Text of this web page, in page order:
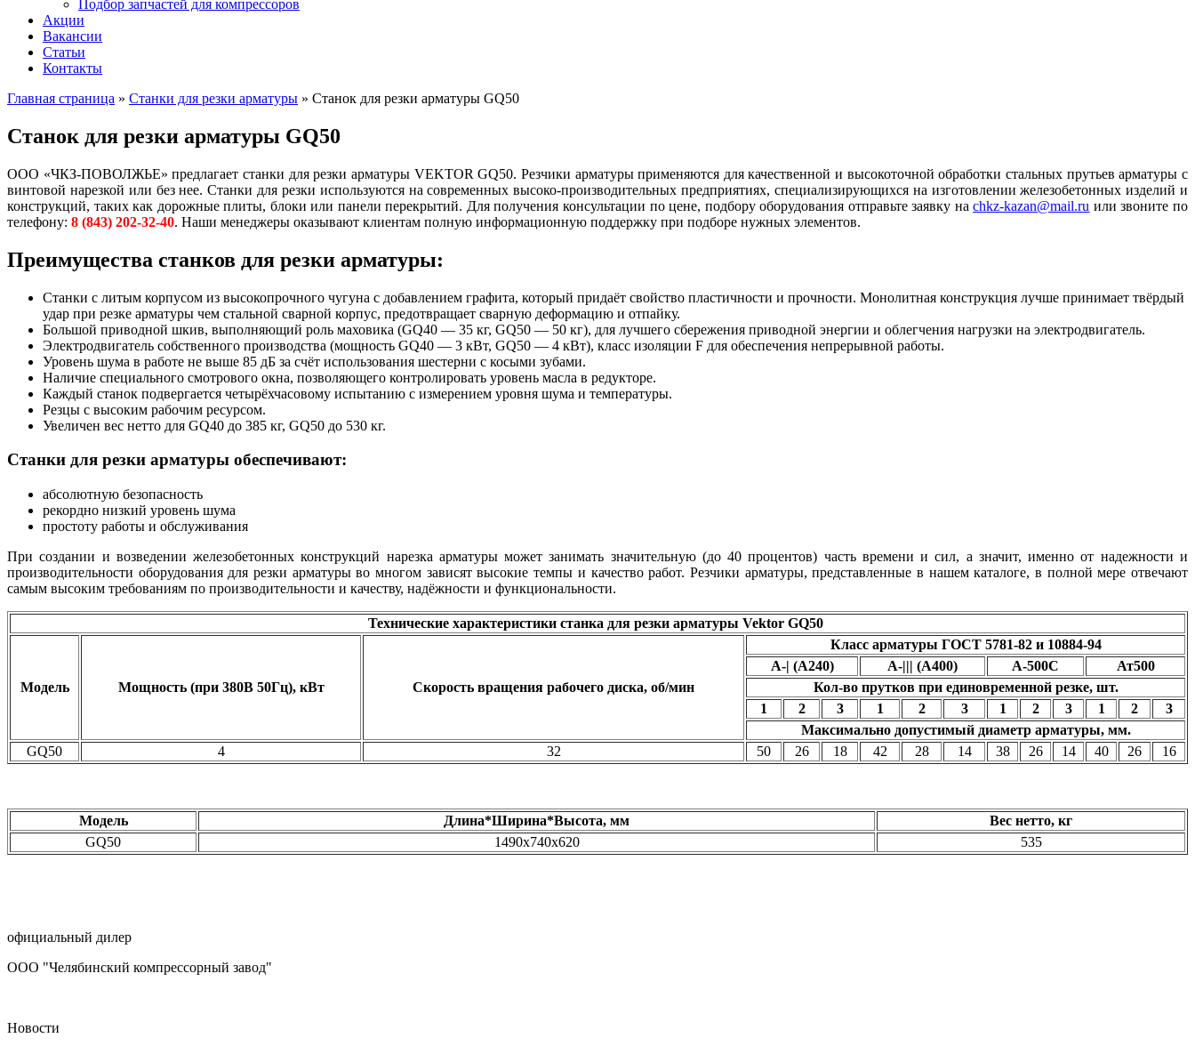
Подбор запчастей для компрессоров
Акции
Вакансии
Статьи
Контакты
Главная страница » Станки для резки арматуры » Станок для резки арматуры GQ50
Станок для резки арматуры GQ50
ООО «ЧКЗ-ПОВОЛЖЬЕ» предлагает станки для резки арматуры VEKTOR GQ50. Резчики арматуры применяются для качественной и высокоточной обработки стальных прутьев арматуры с
винтовой нарезкой или без нее. Станки для резки используются на современных высоко-производительных предприятиях, специализирующихся на изготовлении железобетонных изделий и
конструкций, таких как дорожные плиты, блоки или панели перекрытий. Для получения консультации по цене, подбору оборудования отправьте заявку наchkz-kazan@mail.ru или звоните по
телефону: 8 (843) 202-32-40. Наши менеджеры оказывают клиентам полную информационную поддержку при подборе нужных элементов.
Преимущества станков для резки арматуры:
Станки с литым корпусом из высокопрочного чугуна с добавлением графита, который придаёт свойство пластичности и прочности. Монолитная конструкция лучше принимает твёрдый
удар при резке арматуры чем стальной сварной корпус, предотвращает сварную деформацию и отпайку.
Большой приводной шкив, выполняющий роль маховика (GQ40 — 35 кг, GQ50 — 50 кг), для лучшего сбережения приводной энергии и облегчения нагрузки на электродвигатель.
Электродвигатель собственного производства (мощность GQ40 — 3 кВт, GQ50 — 4 кВт), класс изоляции F для обеспечения непрерывной работы.
Уровень шума в работе не выше 85 дБ за счёт использования шестерни с косыми зубами.
Наличие специального смотрового окна, позволяющего контролировать уровень масла в редукторе.
Каждый станок подвергается четырёхчасовому испытанию с измерением уровня шума и температуры.
Резцы с высоким рабочим ресурсом.
Увеличен вес нетто для GQ40 до 385 кг, GQ50 до 530 кг.
Станки для резки арматуры обеспечивают:
абсолютную безопасность
рекордно низкий уровень шума
простоту работы и обслуживания
При создании и возведении железобетонных конструкций нарезка арматуры может занимать значительную (до 40 процентов) часть времени и сил, а значит, именно от надежности и
производительности оборудования для резки арматуры во многом зависят высокие темпы и качество работ. Резчики арматуры, представленные в нашем каталоге, в полной мере отвечают
самым высоким требованиям по производительности и качеству, надёжности и функциональности.
Технические характеристики станка для резки арматуры Vektor GQ50
Модель Мощность (при 380В 50Гц), кВт Скорость вращения рабочего диска, об/мин
Класс арматуры ГОСТ 5781-82 и 10884-94
A-| (А240)
A-||| (А400) А-500С
Ат500
Кол-во прутков при единовременной резке, шт.
1
2 3 1 2 3 1 2 3 1 2
3
Максимально допустимый диаметр арматуры, мм.
GQ50
4 32 50 26 18 42 28 14 38 26 14 40 26 16
Модель Длина*Ширина*Высота, мм
Вес нетто, кг
GQ50
1490х740х620 535
официальный дилер
ООО "Челябинский компрессорный завод"
Новости